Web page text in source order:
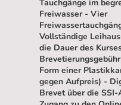
Tauchgänge im
Freiwasser - Vier
Vollständige
die Dauer des
Form einer
gegen Aufpreis) -
Brevet über die